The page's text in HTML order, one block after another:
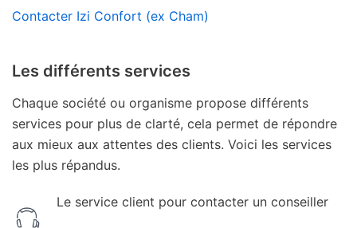
Contacter Izi Confort (ex Cham)
Les différents services
Chaque société ou organisme propose différents
services pour plus de clarté, cela permet de répondre
aux mieux aux attentes des clients. Voici les services
les plus répandus.
Le service client pour contacter un conseiller